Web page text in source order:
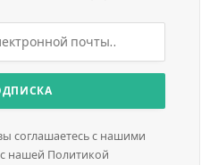
соглашаетесь с нашими
нашей Политикой